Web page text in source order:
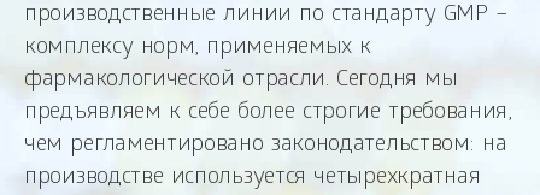
производственные линии по стандарту GMP –
комплексу норм, применяемых к
фармакологической отрасли. Сегодня мы
предъявляем к себе более строгие требования,
чем регламентировано законодательством: на
производстве используется четырехкратная